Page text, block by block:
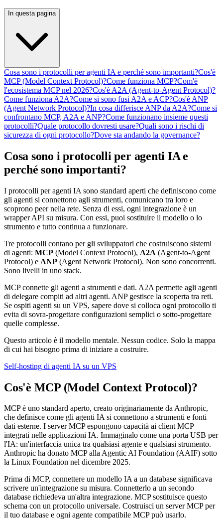
In questa pagina
Cosa sono i protocolli per agenti IA e perché sono importanti?Cos'è
MCP (Model Context Protocol)?Come funziona MCP?Com'è
l'ecosistema MCP nel 2026?Cos'è A2A (Agent-to-Agent Protocol)?
Come funziona A2A?Come si sono fusi A2A e ACP?Cos'è ANP
(Agent Network Protocol)?In cosa differisce ANP da A2A?Come si
confrontano MCP, A2A e ANP?Come funzionano insieme questi
protocolli?Quale protocollo dovresti usare?Quali sono i rischi di
sicurezza di ogni protocollo?Dove sta andando la governance?
Cosa sono i protocolli per agenti IA e
perché sono importanti?
I protocolli per agenti IA sono standard aperti che definiscono come
gli agenti si connettono agli strumenti, comunicano tra loro e
scoprono peer nella rete. Senza di essi, ogni integrazione è un
wrapper API su misura. Con essi, puoi sostituire il modello o lo
strumento e tutto continua a funzionare.
Tre protocolli contano per gli sviluppatori che costruiscono sistemi
di agenti: MCP (Model Context Protocol), A2A (Agent-to-Agent
Protocol) e ANP (Agent Network Protocol). Non sono concorrenti.
Sono livelli in uno stack.
MCP connette gli agenti a strumenti e dati. A2A permette agli agenti
di delegare compiti ad altri agenti. ANP gestisce la scoperta tra reti.
Se ospiti agenti su un VPS, sapere dove si colloca ogni protocollo ti
evita di sovra-progettare configurazioni semplici o sotto-progettare
quelle complesse.
Questo articolo è il modello mentale. Nessun codice. Solo la mappa
di cui hai bisogno prima di iniziare a costruire.
Self-hosting di agenti IA su un VPS
Cos'è MCP (Model Context Protocol)?
MCP è uno standard aperto, creato originariamente da Anthropic,
che definisce come gli agenti IA si connettono a strumenti e fonti
dati esterne. I server MCP espongono capacità ai client MCP
integrati nelle applicazioni IA. Immaginalo come una porta USB per
l'IA: un'interfaccia unica tra qualsiasi agente e qualsiasi strumento.
Anthropic ha donato MCP alla Agentic AI Foundation (AAIF) sotto
la Linux Foundation nel dicembre 2025.
Prima di MCP, connettere un modello IA a un database significava
scrivere un'integrazione su misura. Connetterlo a un secondo
database richiedeva un'altra integrazione. MCP sostituisce questo
schema con un protocollo universale. Costruisci un server MCP per
il tuo database e ogni agente compatibile MCP può usarlo.